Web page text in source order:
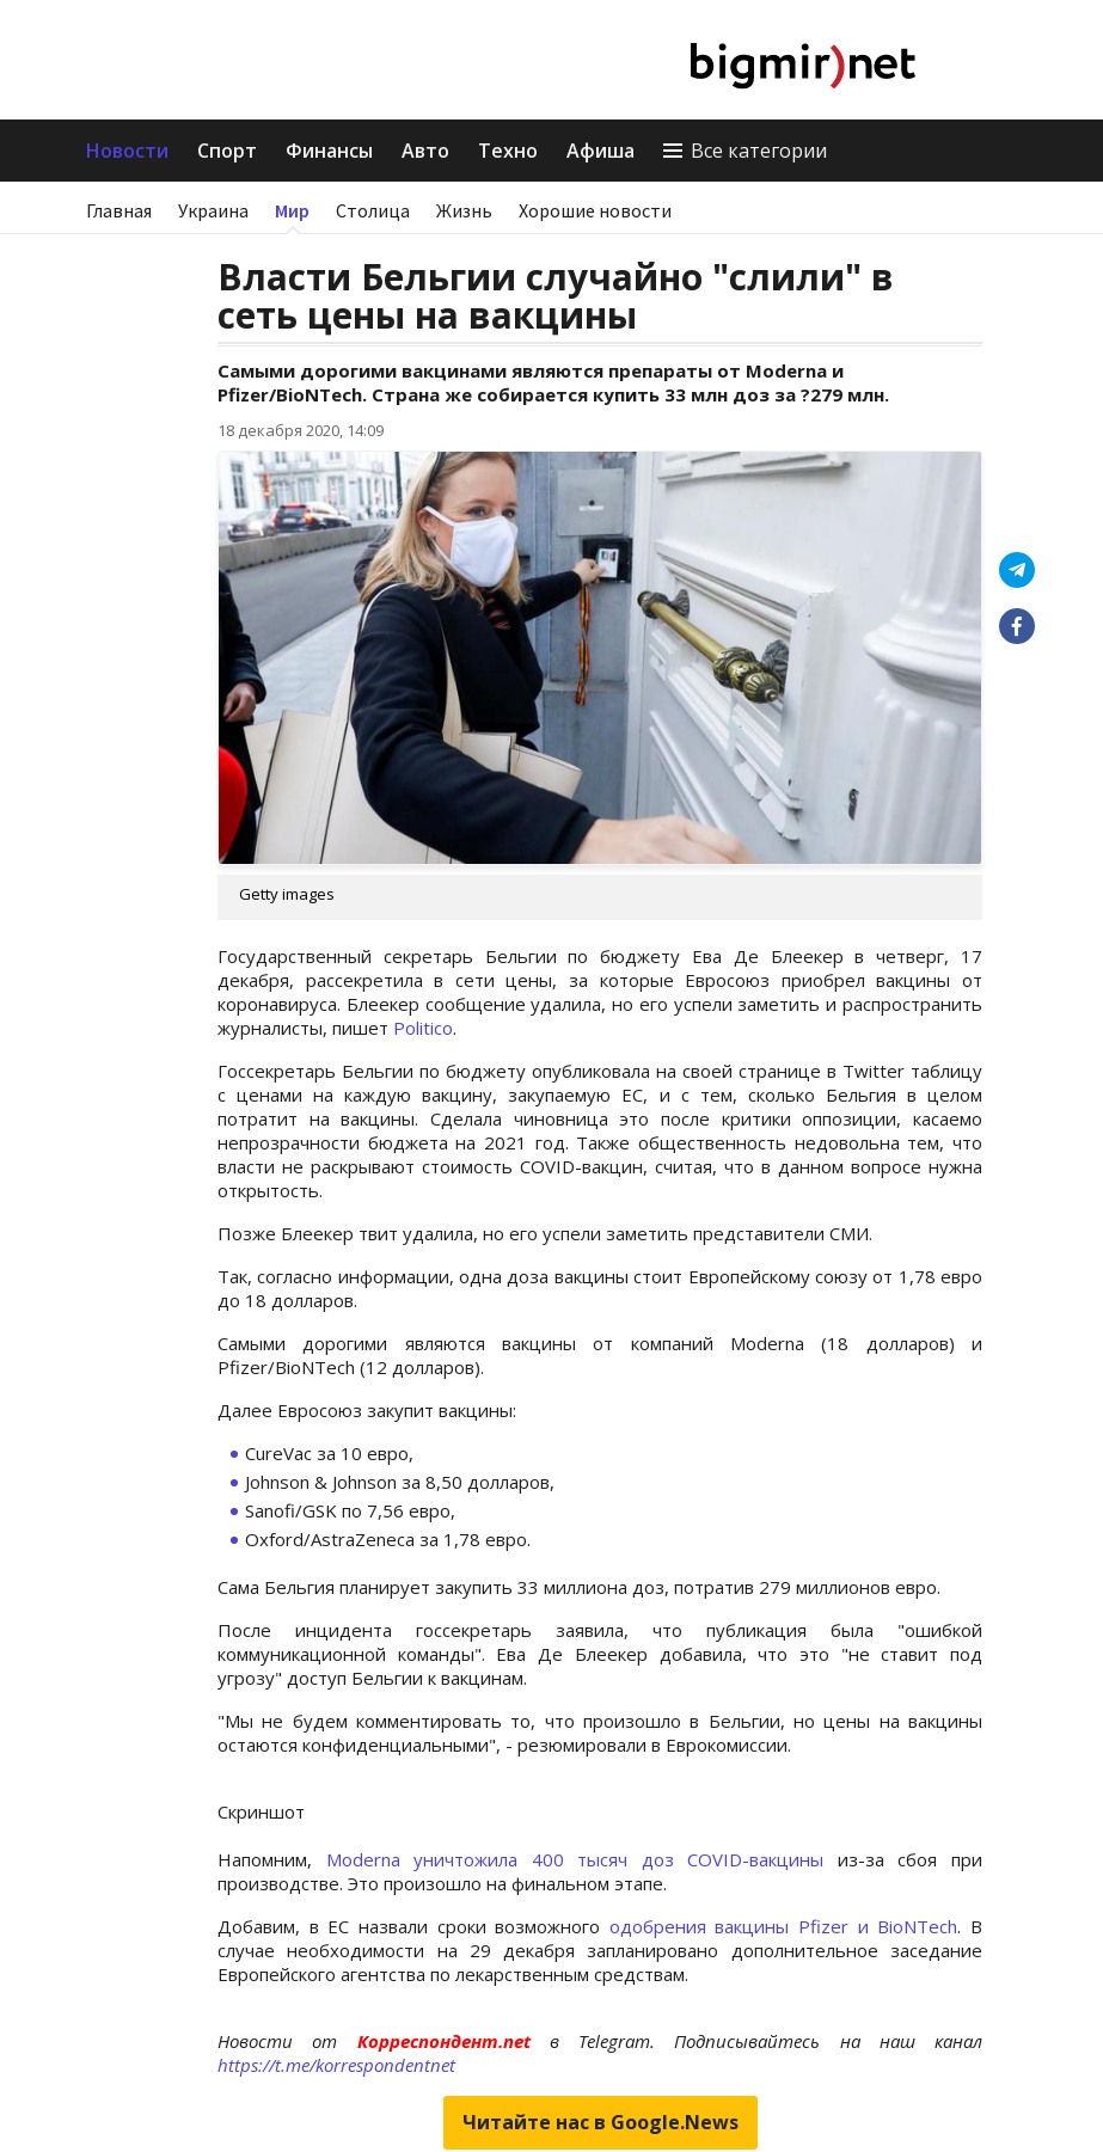
Новости Спорт Финансы Авто Техно Афиша Все категории
Главная Украина Мир Столица Жизнь Хорошие новости
Власти Бельгии случайно "слили" в
сеть цены на вакцины
Самыми дорогими вакцинами являются препараты от Moderna и
Pfizer/BioNTech. Страна же собирается купить 33 млн доз за ?279 млн.
18 декабря 2020, 14:09
Getty images
Государственный секретарь Бельгии по бюджету Ева Де Блеекер в четверг, 17
декабря, рассекретила в сети цены, за которые Евросоюз приобрел вакцины от
коронавируса. Блеекер сообщение удалила, но его успели заметить и распространить
журналисты, пишет Politico.
Госсекретарь Бельгии по бюджету опубликовала на своей странице в Twitter таблицу
с ценами на каждую вакцину, закупаемую ЕС, и с тем, сколько Бельгия в целом
потратит на вакцины. Сделала чиновница это после критики оппозиции, касаемо
непрозрачности бюджета на 2021 год. Также общественность недовольна тем, что
власти не раскрывают стоимость COVID-вакцин, считая, что в данном вопросе нужна
открытость.
Позже Блеекер твит удалила, но его успели заметить представители СМИ.
Так, согласно информации, одна доза вакцины стоит Европейскому союзу от 1,78 евро
до 18 долларов.
Самыми дорогими являются вакцины от компаний Moderna (18 долларов) и
Pfizer/BioNTech (12 долларов).
Далее Евросоюз закупит вакцины:
CureVac за 10 евро,
Johnson & Johnson за 8,50 долларов,
Sanofi/GSK по 7,56 евро,
Oxford/AstraZeneca за 1,78 евро.
Сама Бельгия планирует закупить 33 миллиона доз, потратив 279 миллионов евро.
После инцидента госсекретарь заявила, что публикация была "ошибкой
коммуникационной команды". Ева Де Блеекер добавила, что это "не ставит под
угрозу" доступ Бельгии к вакцинам.
"Мы не будем комментировать то, что произошло в Бельгии, но цены на вакцины
остаются конфиденциальными", - резюмировали в Еврокомиссии.
Скриншот
Напомним, Moderna уничтожила 400 тысяч доз COVID-вакцины из-за сбоя при
производстве. Это произошло на финальном этапе.
Добавим, в ЕС назвали сроки возможного одобрения вакцины Pfizer и BioNTech. В
случае необходимости на 29 декабря запланировано дополнительное заседание
Европейского агентства по лекарственным средствам.
Новости от Корреспондент.net в Telegram. Подписывайтесь на наш канал
https://t.me/korrespondentnet
Читайте нас в Google.News